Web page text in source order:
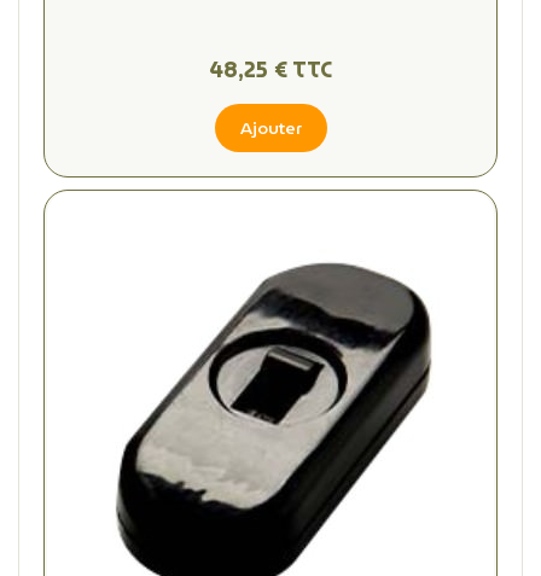
48,25 € TTC
Ajouter